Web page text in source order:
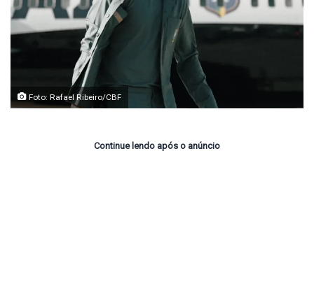
Foto: Rafael Ribeiro/CBF
Continue lendo após o anúncio